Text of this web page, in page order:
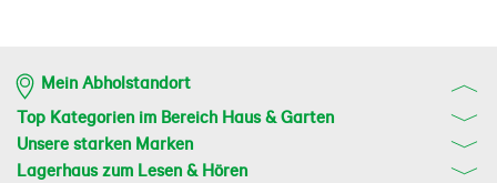
Mein Abholstandort
Top Kategorien im Bereich Haus & Garten
Unsere starken Marken
Lagerhaus zum Lesen & Hören